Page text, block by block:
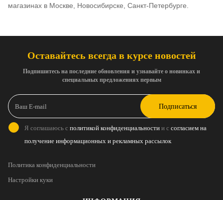
магазинах в Москве, Новосибирске, Санкт-Петербурге.
Оставайтесь всегда в курсе новостей
Подпишитесь на последние обновления и узнавайте о новинках и
специальных предложениях первым
Подписаться
Я соглашаюсь с политикой конфиденциальности и с согласием на
получение информационных и рекламных рассылок
Политика конфиденциальности
Настройки куки